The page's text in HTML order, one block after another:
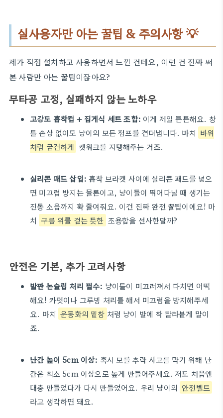
실사용자만 아는 꿀팁 & 주의사항 💡
제가 직접 설치하고 사용하면서 느낀 건데요, 이런 건 진짜 써
본 사람만 아는 꿀팁이잖아요?
무타공 고정, 실패하지 않는 노하우
고강도 흡착컵 + 집게식 세트 조합: 이게 제일 튼튼해요. 창
틀 손상 없이도 냥이의 모든 점프를 견뎌냅니다. 마치 바위
처럼 굳건하게 캣워크를 지탱해주는 거죠.
실리콘 패드 삽입: 흡착 브라켓 사이에 실리콘 패드를 넣으
면 미끄럼 방지는 물론이고, 냥이들이 뛰어다닐 때 생기는
진동 소음까지 확 줄여줘요. 이건 진짜 완전 꿀팁이에요! 마
치 구름 위를 걷는 듯한 조용함을 선사한달까?
안전은 기본, 추가 고려사항
발판 논슬립 처리 필수: 냥이들이 미끄러져서 다치면 어떡
해요! 카펫이나 그루빙 처리를 해서 미끄럼을 방지해주세
요. 마치 운동화의 밑창 처럼 냥이 발에 착 달라붙게 말이
죠.
난간 높이 5cm 이상: 혹시 모를 추락 사고를 막기 위해 난
간은 최소 5cm 이상으로 높게 만들어주세요. 저도 처음엔
대충 만들었다가 다시 만들었어요. 우리 냥이의 안전벨트
라고 생각하면 돼요.